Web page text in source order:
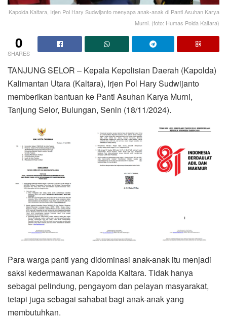
Kapolda Kaltara, Irjen Pol Hary Sudwijanto menyapa anak-anak di Panti Asuhan Karya
Murni. (foto: Humas Polda Kaltara)
0
SHARES
TANJUNG SELOR – Kepala Kepolisian Daerah (Kapolda)
Kalimantan Utara (Kaltara), Irjen Pol Hary Sudwijanto
memberikan bantuan ke Panti Asuhan Karya Murni,
Tanjung Selor, Bulungan, Senin (18/11/2024).
Para warga panti yang didominasi anak-anak itu menjadi
saksi kedermawanan Kapolda Kaltara. Tidak hanya
sebagai pelindung, pengayom dan pelayan masyarakat,
tetapi juga sebagai sahabat bagi anak-anak yang
membutuhkan.